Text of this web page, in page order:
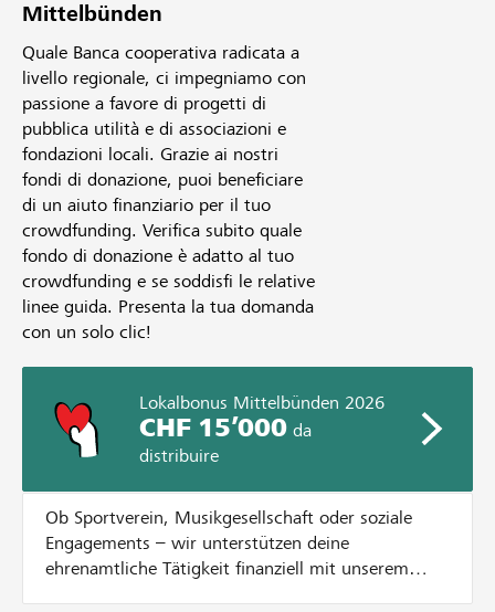
Mittelbünden
Quale Banca cooperativa radicata a
livello regionale, ci impegniamo con
passione a favore di progetti di
pubblica utilità e di associazioni e
fondazioni locali. Grazie ai nostri
fondi di donazione, puoi beneficiare
di un aiuto finanziario per il tuo
crowdfunding. Verifica subito quale
fondo di donazione è adatto al tuo
crowdfunding e se soddisfi le relative
linee guida. Presenta la tua domanda
con un solo clic!
Lokalbonus Mittelbünden 2026
CHF 15’000da
distribuire
Ob Sportverein, Musikgesellschaft oder soziale
Engagements – wir unterstützen deine
ehrenamtliche Tätigkeit finanziell mit unserem